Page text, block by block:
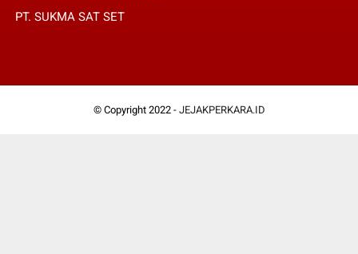
PT. SUKMA SAT SET
© Copyright 2022 - JEJAKPERKARA.ID